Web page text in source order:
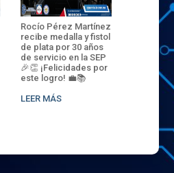
Rocío Pérez Martínez
recibe medalla y fistol
de plata por 30 años
de servicio en la SEP
🎉👏 ¡Felicidades por
este logro! 💼📚
LEER MÁS
ENECB-
del
batalla.
32
sede